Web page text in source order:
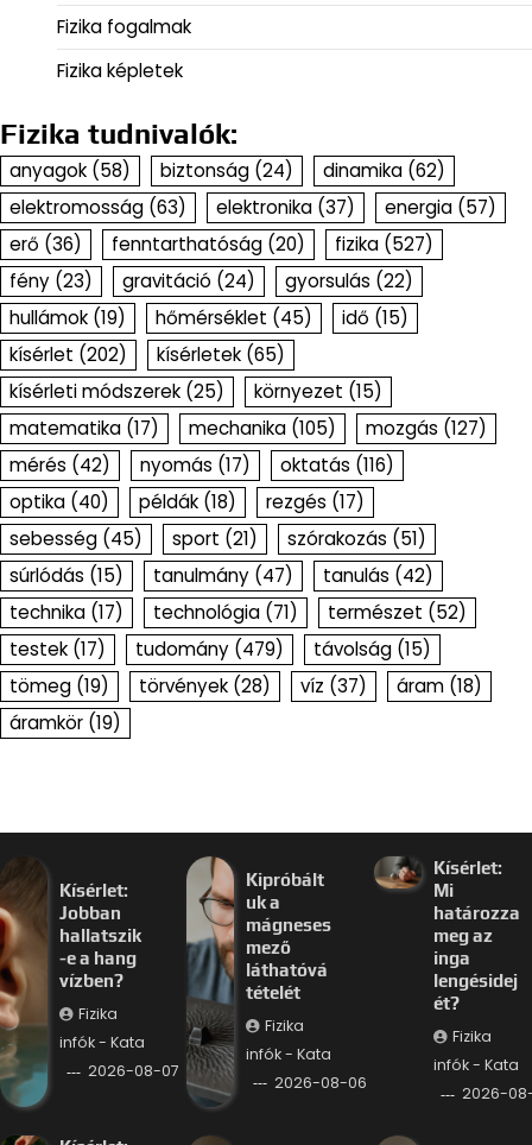
Fizika fogalmak
Fizika képletek
Fizika tudnivalók:
anyagok (58) biztonság (24) dinamika (62)
elektromosság (63) elektronika (37) energia (57)
erő (36) fenntarthatóság (20) fizika (527)
fény (23) gravitáció (24) gyorsulás (22)
hullámok (19) hőmérséklet (45) idő (15)
kísérlet (202) kísérletek (65)
kísérleti módszerek (25) környezet (15)
matematika (17) mechanika (105) mozgás (127)
mérés (42) nyomás (17) oktatás (116)
optika (40) példák (18) rezgés (17)
sebesség (45) sport (21) szórakozás (51)
súrlódás (15) tanulmány (47) tanulás (42)
technika (17) technológia (71) természet (52)
testek (17) tudomány (479) távolság (15)
tömeg (19) törvények (28) víz (37) áram (18)
áramkör (19)
Kísérlet:
Jobban
hallatszik
-e a hang
vízben?
Fizika
infók - Kata
2026-08-07
Kipróbált
uk a
mágneses
mező
láthatóvá
tételét
Fizika
infók - Kata
2026-08-06
Kísérlet:
Mi
határozza
meg az
inga
lengésidej
ét?
Fizika
infók - Kata
2026-